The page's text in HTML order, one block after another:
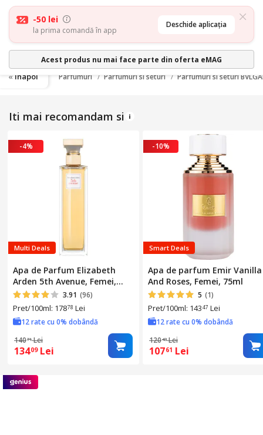
-50 lei
la prima comandă în app
Deschide aplicația
Acest produs nu mai face parte din oferta eMAG
Parfumuri Parfumuri si seturi Parfumuri si seturi
inapoi
Iti mai recomandam si
-4%
Multi Deals
Apa de Parfum Elizabeth
Arden 5th Avenue, Femei,
75ml
3.91 (96)
Pret/100ml: 17878 Lei
12 rate cu 0% dobândă
14071 Lei
13409 Lei
-10%
Smart Deals
Apa de parfum Emir Vanilla
And Roses, Femei, 75ml
5 (1)
Pret/100ml: 14347 Lei
12 rate cu 0% dobândă
12043 Lei
10761 Lei